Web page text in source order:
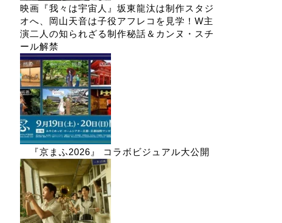
映画『我々は宇宙人』坂東龍汰は制作スタジ
オへ、岡山天音は子役アフレコを見学！W主
演二人の知られざる制作秘話＆カンヌ・スチ
ール解禁
『京まふ2026』 コラボビジュアル大公開